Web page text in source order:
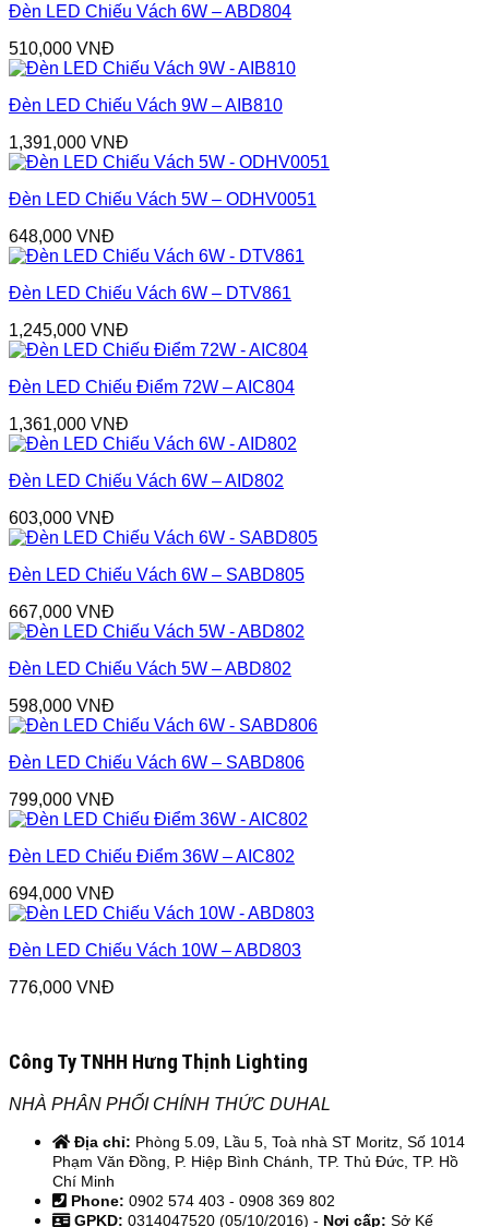
Đèn LED Chiếu Vách 6W – ABD804
510,000 VNĐ
Đèn LED Chiếu Vách 9W – AIB810
1,391,000 VNĐ
Đèn LED Chiếu Vách 5W – ODHV0051
648,000 VNĐ
Đèn LED Chiếu Vách 6W – DTV861
1,245,000 VNĐ
Đèn LED Chiếu Điểm 72W – AIC804
1,361,000 VNĐ
Đèn LED Chiếu Vách 6W – AID802
603,000 VNĐ
Đèn LED Chiếu Vách 6W – SABD805
667,000 VNĐ
Đèn LED Chiếu Vách 5W – ABD802
598,000 VNĐ
Đèn LED Chiếu Vách 6W – SABD806
799,000 VNĐ
Đèn LED Chiếu Điểm 36W – AIC802
694,000 VNĐ
Đèn LED Chiếu Vách 10W – ABD803
776,000 VNĐ
Công Ty TNHH Hưng Thịnh Lighting
NHÀ PHÂN PHỐI CHÍNH THỨC DUHAL
Địa chỉ: Phòng 5.09, Lầu 5, Toà nhà ST Moritz, Số 1014
Phạm Văn Đồng, P. Hiệp Bình Chánh, TP. Thủ Đức, TP. Hồ
Chí Minh
Phone: 0902 574 403 - 0908 369 802
GPKD: 0314047520 (05/10/2016) - Nơi cấp: Sở Kế